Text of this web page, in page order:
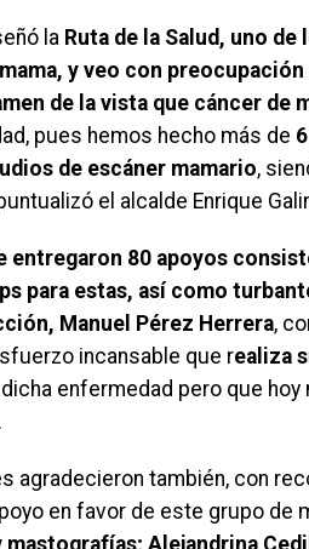
la Ruta de la Salud, uno
y veo con
de la vista que cáncer de
pues hemos hecho más de
de escáner mamario,
el alcalde Enrique
entregaron 80 apoyos
para estas, así como
Manuel Pérez Herrera,
incansable que realiza
enfermedad pero que
agradecieron también, con
en favor de este grupo de
Alejandrina